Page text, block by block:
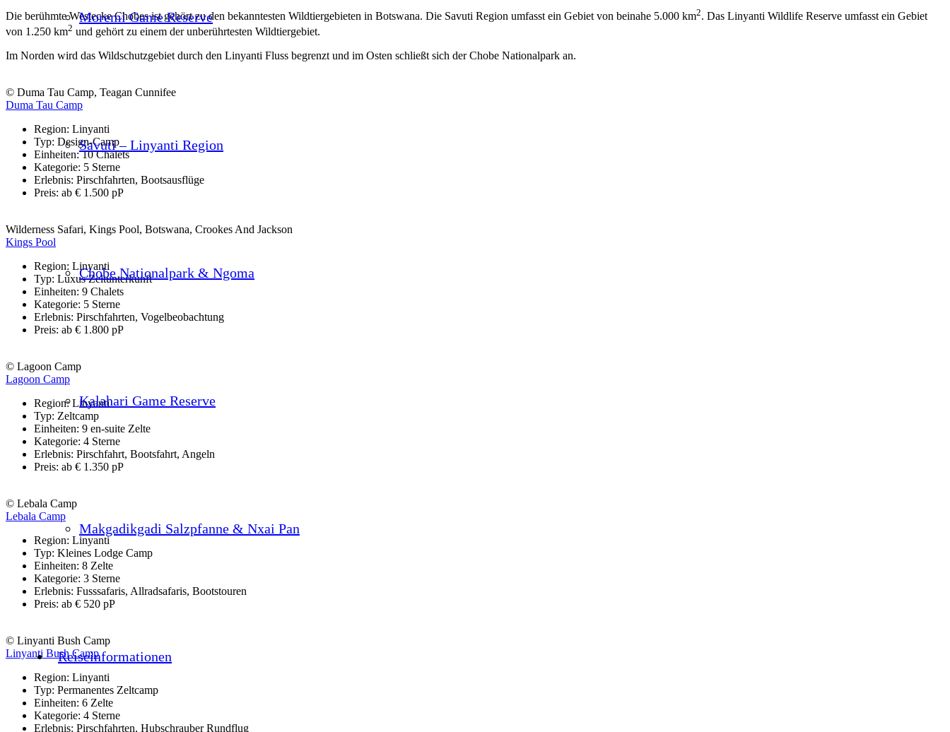
Moremi Game Reserve
Savuti – Linyanti Region
Chobe Nationalpark & Ngoma
Kalahari Game Reserve
Makgadikgadi Salzpfanne & Nxai Pan
Reiseinformationen
Die berühmte Westecke Chobes ist gehört zu den bekanntesten Wildtiergebieten in Botswana. Die Savuti Region umfasst ein Gebiet von beinahe 5.000 km2. Das Linyanti Wildlife Reserve umfasst ein Gebiet
von 1.250 km2 und gehört zu einem der unberührtesten Wildtiergebiet.
Im Norden wird das Wildschutzgebiet durch den Linyanti Fluss begrenzt und im Osten schließt sich der Chobe Nationalpark an.
© Duma Tau Camp, Teagan Cunnifee
Duma Tau Camp
Region: Linyanti
Typ: Design-Camp
Einheiten: 10 Chalets
Kategorie: 5 Sterne
Erlebnis: Pirschfahrten, Bootsausflüge
Preis: ab € 1.500 pP
Wilderness Safari, Kings Pool, Botswana, Crookes And Jackson
Kings Pool
Region: Linyanti
Typ: Luxus Zeltunterkunft
Einheiten: 9 Chalets
Kategorie: 5 Sterne
Erlebnis: Pirschfahrten, Vogelbeobachtung
Preis: ab € 1.800 pP
© Lagoon Camp
Lagoon Camp
Region: Linyanti
Typ: Zeltcamp
Einheiten: 9 en-suite Zelte
Kategorie: 4 Sterne
Erlebnis: Pirschfahrt, Bootsfahrt, Angeln
Preis: ab € 1.350 pP
© Lebala Camp
Lebala Camp
Region: Linyanti
Typ: Kleines Lodge Camp
Einheiten: 8 Zelte
Kategorie: 3 Sterne
Erlebnis: Fusssafaris, Allradsafaris, Bootstouren
Preis: ab € 520 pP
© Linyanti Bush Camp
Linyanti Bush Camp
Region: Linyanti
Typ: Permanentes Zeltcamp
Einheiten: 6 Zelte
Kategorie: 4 Sterne
Erlebnis: Pirschfahrten, Hubschrauber Rundflug